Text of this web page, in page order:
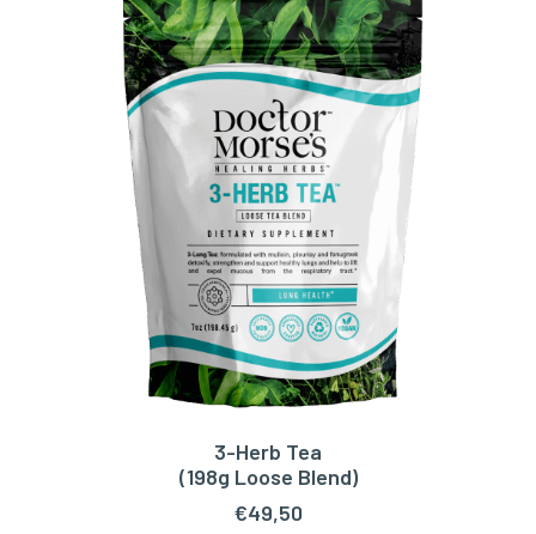
TOEVOEGEN AAN WINKELWAGEN
3-Herb Tea
(198g Loose Blend)
€49,50